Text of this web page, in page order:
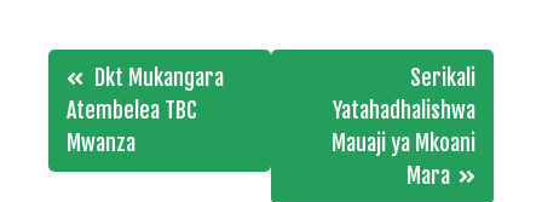
Post
navigation
Dkt Mukangara
Atembelea TBC
Mwanza
Serikali
Yatahadhalishwa
Mauaji ya Mkoani
Mara